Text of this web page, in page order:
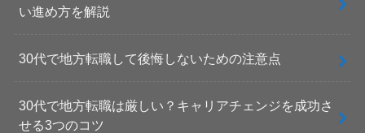
い進め方を解説
30代で地方転職して後悔しないための注意点
30代で地方転職は厳しい？キャリアチェンジを成功さ
せる3つのコツ